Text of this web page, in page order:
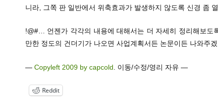
니라, 그쪽 판 일반에서 위축효과가 발생하지 않도록 신경 좀
!@#… 언젠가 각각의 내용에 대해서는 더 자세히 정리해보도
만한 정도의 건더기가 나오면 사업계획서든 논문이든 나와주
— Copyleft 2009 by capcold . 이동/수정/영리 자유 —
Reddit